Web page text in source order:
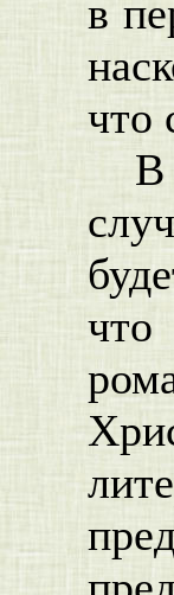
в
что
В
что